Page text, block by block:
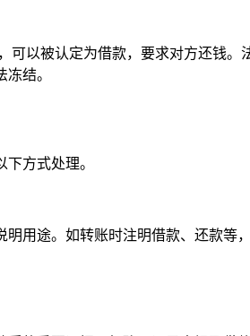
以被认定为借款，要求对方还钱
结。
方式处理。
明用途。如转账时注明借款、还款等